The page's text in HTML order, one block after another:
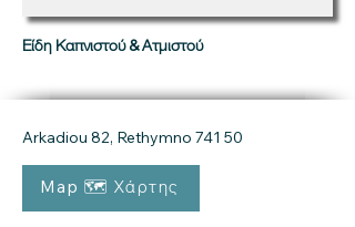
Είδη Καπνιστού & Ατμιστού
Arkadiou 82, Rethymno 741 50
Map 🗺 Χάρτης